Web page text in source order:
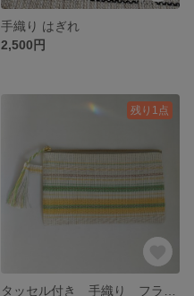
手織り はぎれ
2,500円
残り1点